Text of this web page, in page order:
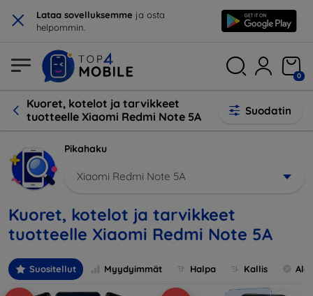
× Lataa sovelluksemme ja osta
helpommin.
0
Kuoret, kotelot ja tarvikkeet
tuotteelle Xiaomi Redmi Note 5A
Suodatin
Pikahaku
Xiaomi Redmi Note 5A
Kuoret, kotelot ja tarvikkeet
tuotteelle Xiaomi Redmi Note 5A
Suositellut Myydyimmät Halpa Kallis